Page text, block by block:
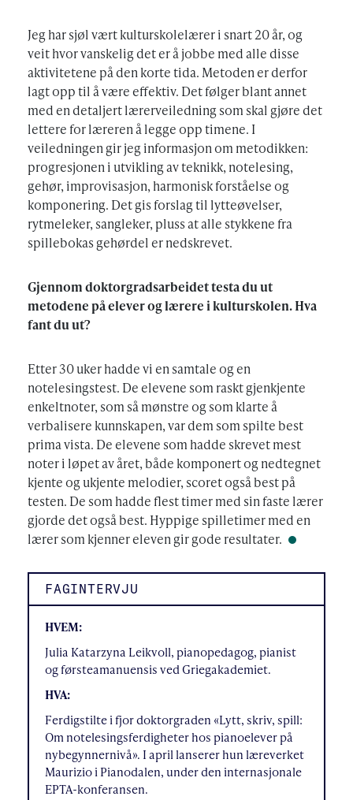
Jeg har sjøl vært kulturskolelærer i snart 20 år, og
veit hvor vanskelig det er å jobbe med alle disse
aktivitetene på den korte tida. Metoden er derfor
lagt opp til å være effektiv. Det følger blant annet
med en detaljert lærerveiledning som skal gjøre det
lettere for læreren å legge opp timene. I
veiledningen gir jeg informasjon om metodikken:
progresjonen i utvikling av teknikk, notelesing,
gehør, improvisasjon, harmonisk forståelse og
komponering. Det gis forslag til lytteøvelser,
rytmeleker, sangleker, pluss at alle stykkene fra
spillebokas gehørdel er nedskrevet.
Gjennom doktorgradsarbeidet testa du ut
metodene på elever og lærere i kulturskolen. Hva
fant du ut?
Etter 30 uker hadde vi en samtale og en
notelesingstest. De elevene som raskt gjenkjente
enkeltnoter, som så mønstre og som klarte å
verbalisere kunnskapen, var dem som spilte best
prima vista. De elevene som hadde skrevet mest
noter i løpet av året, både komponert og nedtegnet
kjente og ukjente melodier, scoret også best på
testen. De som hadde flest timer med sin faste lærer
gjorde det også best. Hyppige spilletimer med en
lærer som kjenner eleven gir gode resultater.
FAGINTERVJU
HVEM:
Julia Katarzyna Leikvoll, pianopedagog, pianist
og førsteamanuensis ved Griegakademiet.
HVA:
Ferdigstilte i fjor doktorgraden «Lytt, skriv, spill:
Om notelesingsferdigheter hos pianoelever på
nybegynnernivå». I april lanserer hun læreverket
Maurizio i Pianodalen, under den internasjonale
EPTA-konferansen.